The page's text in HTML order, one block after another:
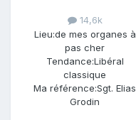
14,6k
Lieu:de mes organes à
pas cher
Tendance:Libéral
classique
Ma référence:Sgt. Elias
Grodin